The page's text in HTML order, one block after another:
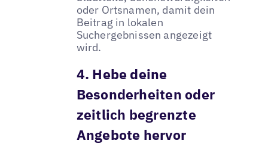
oder Ortsnamen, damit dein
Beitrag in lokalen
Suchergebnissen angezeigt
wird.
4. Hebe deine
Besonderheiten oder
zeitlich begrenzte
Angebote hervor